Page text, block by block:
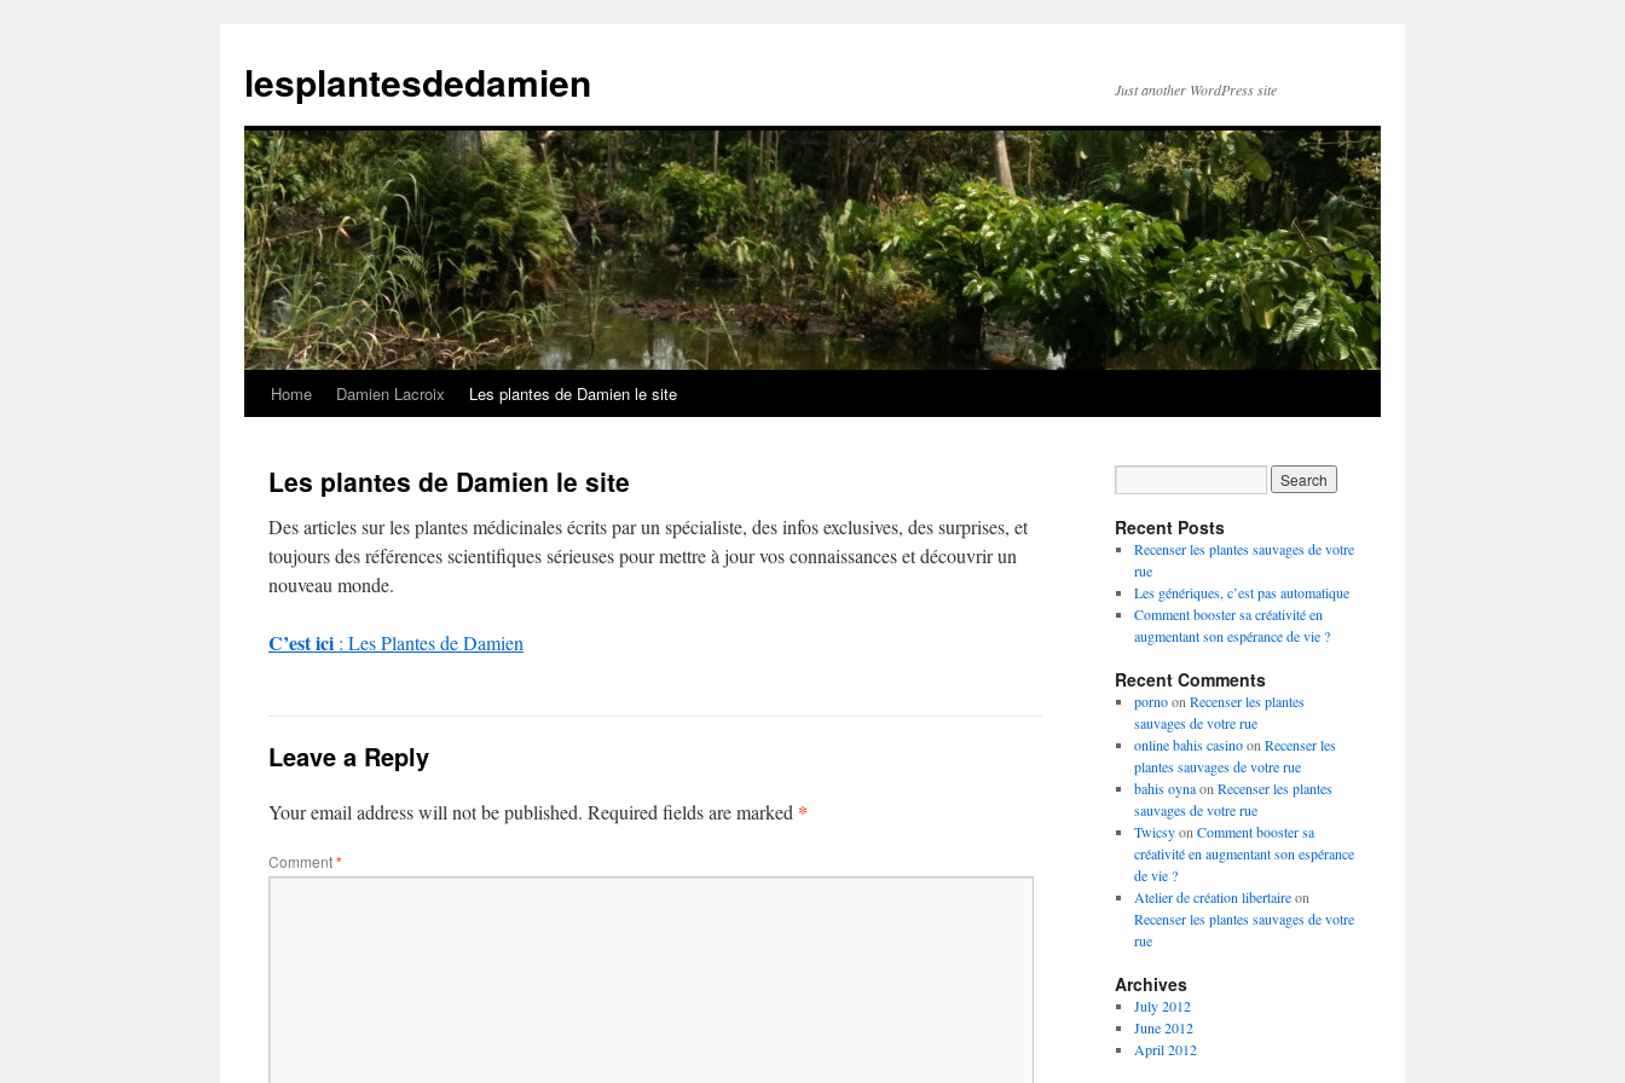
content
lesplantesdedamien Just another WordPress site
Home Damien Lacroix Les plantes de Damien le site
Les plantes de Damien le site
Des articles sur les plantes médicinales écrits par un spécialiste, des infos exclusives, des surprises, et
toujours des références scientifiques sérieuses pour mettre à jour vos connaissances et découvrir un
nouveau monde.
C’est ici : Les Plantes de Damien
Leave a Reply
Your email address will not be published. Required fields are marked *
Comment*
Recent Posts
Recenser les plantes sauvages de votre
rue
Les génériques, c’est pas automatique
Comment booster sa créativité en
augmentant son espérance de vie ?
Recent Comments
pornoon Recenser les plantes
sauvages de votre rue
online bahis casinoon Recenser les
plantes sauvages de votre rue
bahis oynaon Recenser les plantes
sauvages de votre rue
Twicsyon Comment booster sa
créativité en augmentant son espérance
de vie ?
Atelier de création libertaireon
Recenser les plantes sauvages de votre
rue
Archives
July 2012
June 2012
April 2012